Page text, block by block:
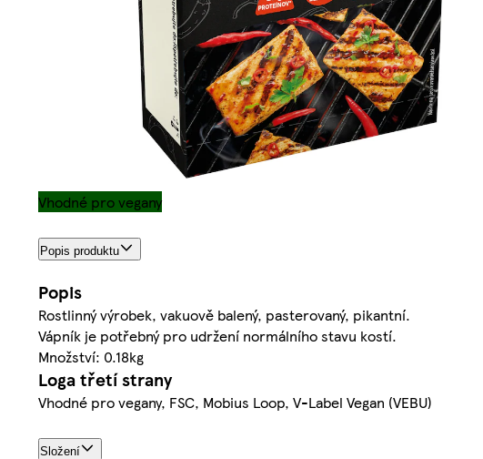
Vhodné pro vegany
Popis produktu
Popis
Rostlinný výrobek, vakuově balený, pasterovaný, pikantní.
Vápník je potřebný pro udržení normálního stavu kostí.
Množství: 0.18kg
Loga třetí strany
Vhodné pro vegany, FSC, Mobius Loop, V-Label Vegan (VEBU)
Složení